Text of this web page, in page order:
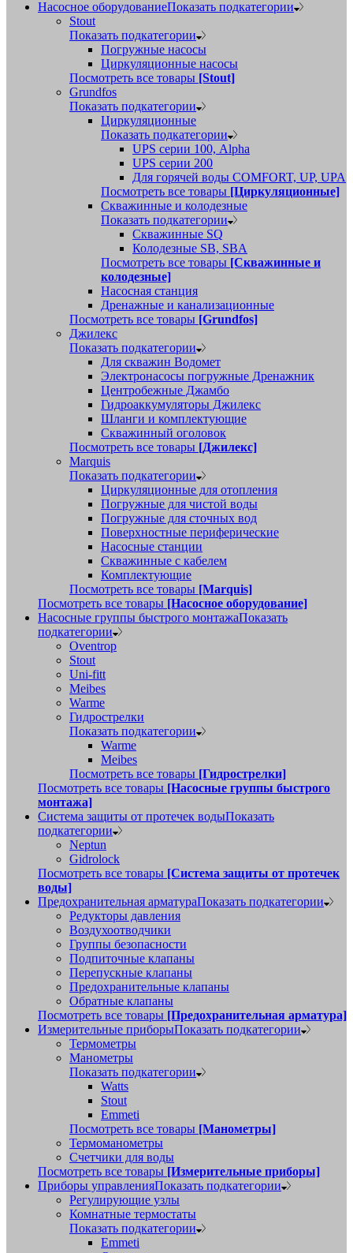
Насосное оборудованиеПоказать подкатегории
Stout
Показать подкатегории
Погружные насосы
Циркуляционные насосы
Посмотреть все товары [Stout]
Grundfos
Показать подкатегории
Циркуляционные
Показать подкатегории
UPS серии 100, Alpha
UPS серии 200
Для горячей воды COMFORT, UP, UPA
Посмотреть все товары [Циркуляционные]
Скважинные и колодезные
Показать подкатегории
Скважинные SQ
Колодезные SB, SBA
Посмотреть все товары [Скважинные и
колодезные]
Насосная станция
Дренажные и канализационные
Посмотреть все товары [Grundfos]
Джилекс
Показать подкатегории
Для скважин Водомет
Электронасосы погружные Дренажник
Центробежные Джамбо
Гидроаккумуляторы Джилекс
Шланги и комплектующие
Скважинный оголовок
Посмотреть все товары [Джилекс]
Marquis
Показать подкатегории
Циркуляционные для отопления
Погружные для чистой воды
Погружные для сточных вод
Поверхностные периферические
Насосные станции
Скважинные с кабелем
Комплектующие
Посмотреть все товары [Marquis]
Посмотреть все товары [Насосное оборудование]
Насосные группы быстрого монтажаПоказать
подкатегории
Oventrop
Stout
Uni-fitt
Meibes
Warme
Гидрострелки
Показать подкатегории
Warme
Meibes
Посмотреть все товары [Гидрострелки]
Посмотреть все товары [Насосные группы быстрого
монтажа]
Система защиты от протечек водыПоказать
подкатегории
Neptun
Gidrolock
Посмотреть все товары [Система защиты от протечек
воды]
Предохранительная арматураПоказать подкатегории
Редукторы давления
Воздухоотводчики
Группы безопасности
Подпиточные клапаны
Перепускные клапаны
Предохранительные клапаны
Обратные клапаны
Посмотреть все товары [Предохранительная арматура]
Измерительные приборыПоказать подкатегории
Термометры
Манометры
Показать подкатегории
Watts
Stout
Emmeti
Посмотреть все товары [Манометры]
Термоманометры
Счетчики для воды
Посмотреть все товары [Измерительные приборы]
Приборы управленияПоказать подкатегории
Регулирующие узлы
Комнатные термостаты
Показать подкатегории
Emmeti